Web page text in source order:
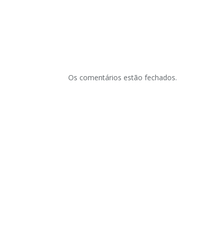
Os comentários estão fechados.